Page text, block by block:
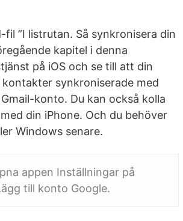
”I listrutan. Så synkronisera din
kapitel i denna
på iOS och se till att din
synkroniserade med
konto. Du kan också kolla
din iPhone. Och du behöver
Windows senare.
appen Inställningar på
till konto Google.